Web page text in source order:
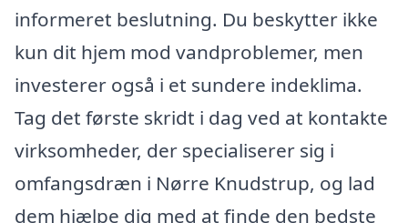
informeret beslutning. Du beskytter ikke
kun dit hjem mod vandproblemer, men
investerer også i et sundere indeklima.
Tag det første skridt i dag ved at kontakte
virksomheder, der specialiserer sig i
omfangsdræn i Nørre Knudstrup, og lad
dem hjælpe dig med at finde den bedste